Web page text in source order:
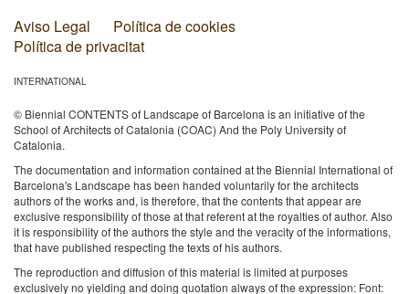
Aviso Legal
Política de cookies
Política de privacitat
INTERNATIONAL
© Biennial CONTENTS of Landscape of Barcelona is an initiative of the
School of Architects of Catalonia (COAC) And the Poly University of
Catalonia.
The documentation and information contained at the Biennial International of
Barcelona's Landscape has been handed voluntarily for the architects
authors of the works and, is therefore, that the contents that appear are
exclusive responsibility of those at that referent at the royalties of author. Also
it is responsibility of the authors the style and the veracity of the informations,
that have published respecting the texts of his authors.
The reproduction and diffusion of this material is limited at purposes
exclusively no yielding and doing quotation always of the expression: Font: